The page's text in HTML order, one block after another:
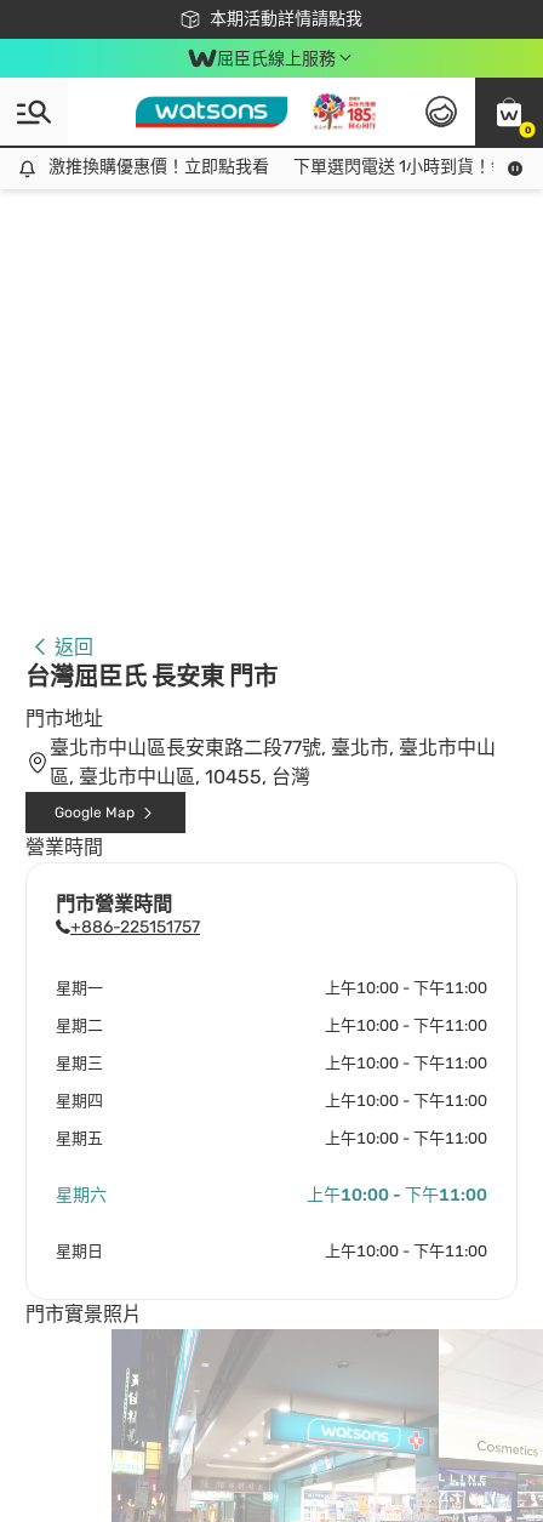
本期活動詳情請點我
下載app最高回饋$350
屈臣氏線上服務
0
激推換購優惠價！立即點我看
激推換購優惠價！立即點我看 下單選閃電送 1小時到貨！領神
返回
台灣屈臣氏 長安東 門市
門市地址
臺北市中山區長安東路二段77號, 臺北市, 臺北市中山
區, 臺北市中山區, 10455, 台灣
Google Map
營業時間
門市營業時間
+886-225151757
星期一 上午10:00 - 下午11:00
星期二 上午10:00 - 下午11:00
星期三 上午10:00 - 下午11:00
星期四 上午10:00 - 下午11:00
星期五 上午10:00 - 下午11:00
星期六 上午10:00 - 下午11:00
星期日 上午10:00 - 下午11:00
門市實景照片